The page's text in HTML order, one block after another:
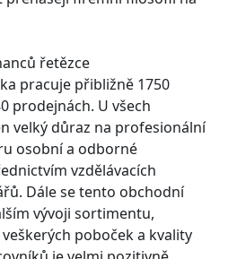
řetězce
pracuje přibližně 1750
prodejnách. U všech
velký důraz na profesionální
osobní a odborné
vzdělávacích
Dále se tento obchodní
vývoji sortimentu,
poboček a kvality